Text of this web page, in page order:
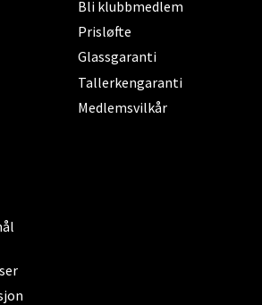
Bli klubbmedlem
Prisløfte
Glassgaranti
Tallerkengaranti
Medlemsvilkår
- Sirkus Shopping